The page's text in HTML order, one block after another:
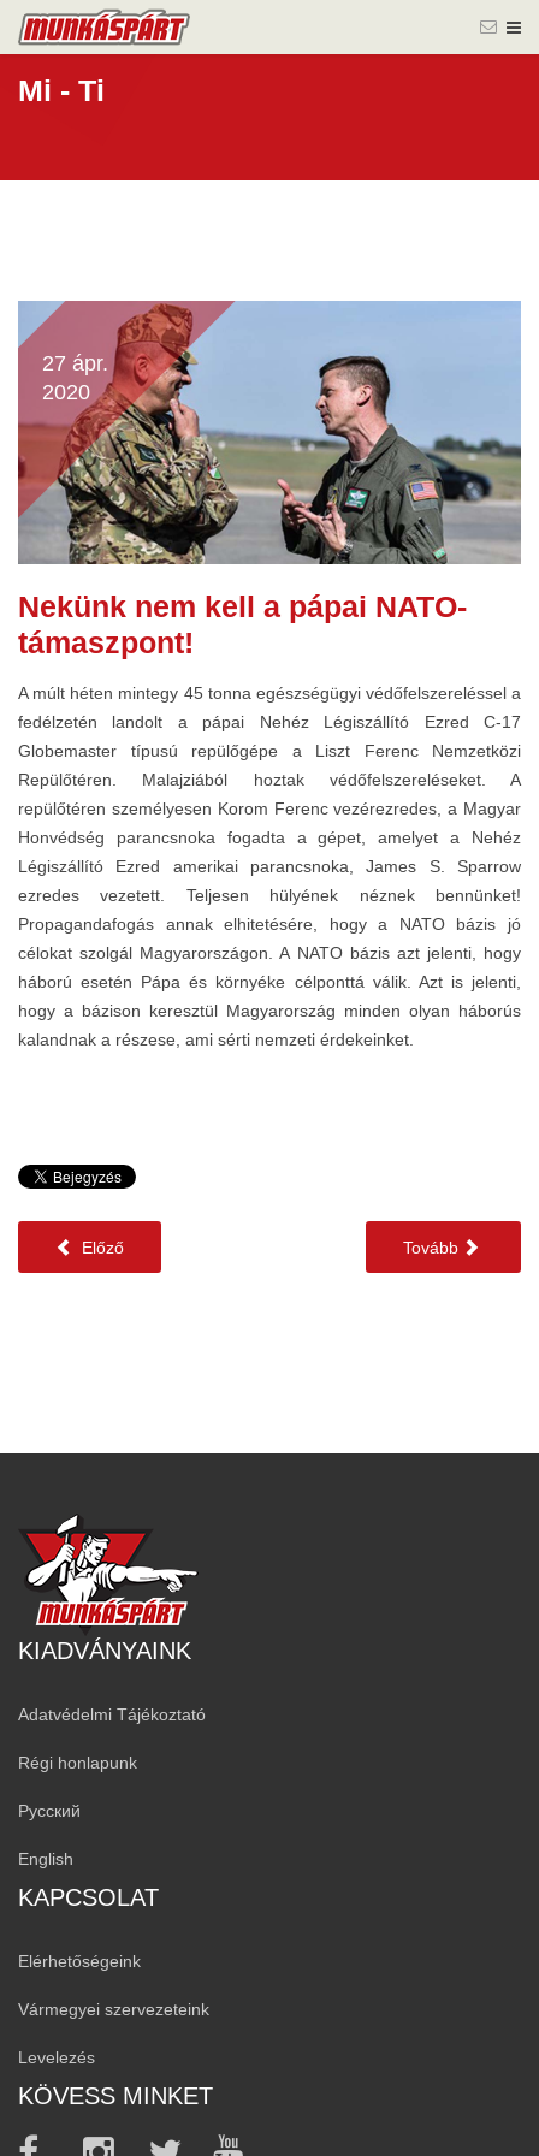
Mi - Ti
27 ápr.
2020
Nekünk nem kell a pápai NATO-
támaszpont!
A múlt héten mintegy 45 tonna egészségügyi védőfelszereléssel a
fedélzetén landolt a pápai Nehéz Légiszállító Ezred C-17
Globemaster típusú repülőgépe a Liszt Ferenc Nemzetközi
Repülőtéren. Malajziából hoztak védőfelszereléseket. A
repülőtéren személyesen Korom Ferenc vezérezredes, a Magyar
Honvédség parancsnoka fogadta a gépet, amelyet a Nehéz
Légiszállító Ezred amerikai parancsnoka, James S. Sparrow
ezredes vezetett. Teljesen hülyének néznek bennünket!
Propagandafogás annak elhitetésére, hogy a NATO bázis jó
célokat szolgál Magyarországon. A NATO bázis azt jelenti, hogy
háború esetén Pápa és környéke célponttá válik. Azt is jelenti,
hogy a bázison keresztül Magyarország minden olyan háborús
kalandnak a részese, ami sérti nemzeti érdekeinket.
Előző Tovább
KIADVÁNYAINK
Adatvédelmi Tájékoztató
Régi honlapunk
Русский
English
KAPCSOLAT
Elérhetőségeink
Vármegyei szervezeteink
Levelezés
KÖVESS MINKET